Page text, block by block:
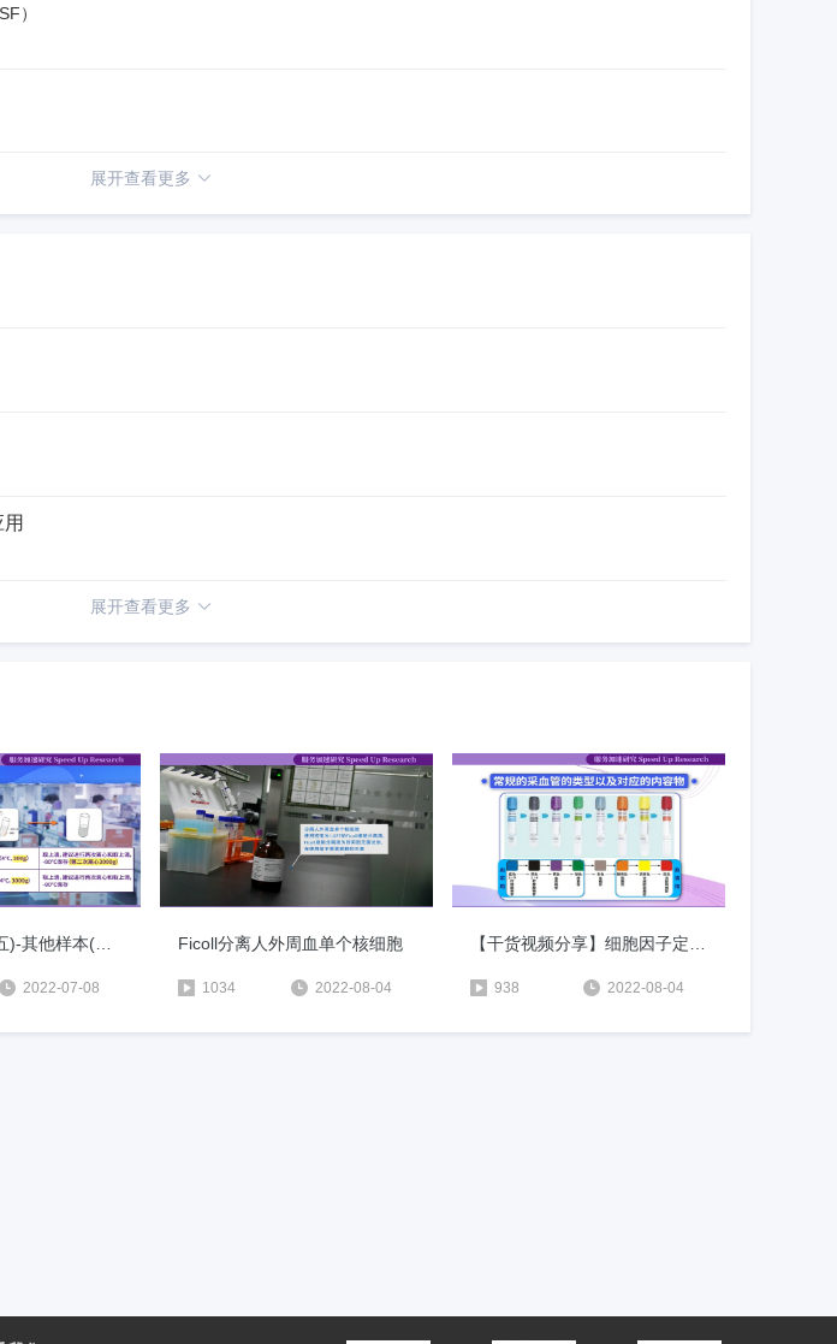
）
展开查看更多
展开查看更多
2022-07-08
Ficoll分离人外周血单个核细胞
1034 2022-08-04 938 2022-08-04